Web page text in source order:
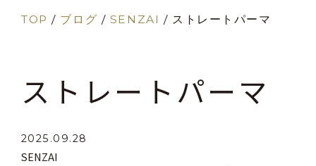
TOP / ブログ / SENZAI / ストレートパーマ
ストレートパーマ
2025.09.28
SENZAI